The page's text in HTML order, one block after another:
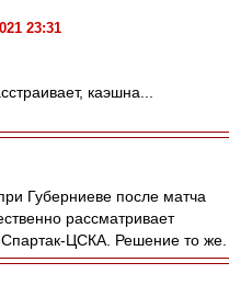
23:31
каэшна...
Губерниеве после матча
рассматривает
Спартак-ЦСКА. Решение то же.